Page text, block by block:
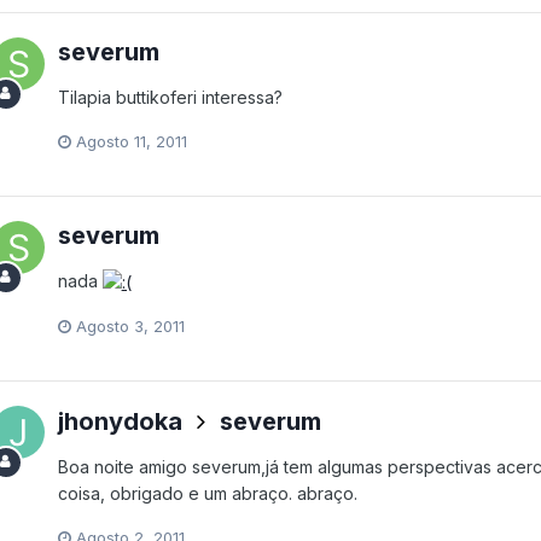
severum
Tilapia buttikoferi interessa?
Agosto 11, 2011
severum
nada
Agosto 3, 2011
jhonydoka severum
Boa noite amigo severum,já tem algumas perspectivas
coisa, obrigado e um abraço. abraço.